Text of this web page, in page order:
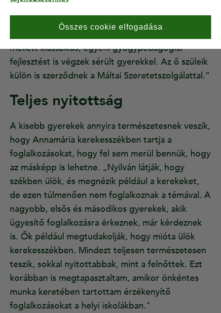
megerősödjenek bennük az ahhoz szükséges
képességek. Ez nagyban segíti a közösségekbe
való beilleszkedésüket. A kicsikkel való munka
mellett klasszikus, egyéni gyógypedagógiai
fejlesztést is végzek sérült gyerekkel. Az ő szüleik
külön is szerződnek a Máltai Szeretetszolgálattal.”
Teljes nyitottság
A kisebb gyerekek annyira természetesnek veszik,
hogy Annamária kerekesszékben tartja a
foglalkozásokat, hogy fel sem merül bennük, hogy
az másképp is lehetne. „Nyilván látják, hogy
székben ülök, és megnézik például a kerekeket,
de ezen túlmenően nem foglalkoznak a témával. A
nagyobb, elsős és másodikos gyerekek, akik
ügyesítő foglalkozásra érkeznek, már kérdeznek
is. Ők például megtudakolják, hogy mióta ülök
kerekesszékben. Mindezt teljesen természetesen
teszik, sokkal nyitottabbak, mint a felnőttek. Ezt
korábban is megtapasztaltam, amikor önkéntes
munka keretében tartottam érzékenyítő
foglalkozásokat a helyi iskolákban."
Összes cookie elfogadása